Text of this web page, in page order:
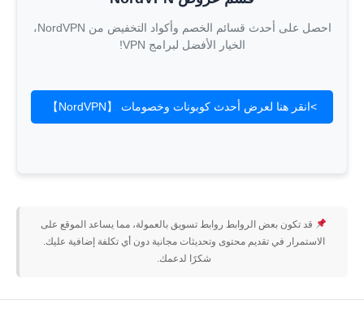
احصل على أحدث قسائم الخصم وأكواد التخفيض من NordVPN،
الخيار الأفضل لبرامج VPN!
>انقر هنا لعرض أحدث كوبونات وخصومات 【NordVPN】
قد تكون بعض الروابط روابط تسويق بالعمولة، مما يساعد الموقع على
الاستمرار في تقديم محتوى وتحديثات مجانية دون أي تكلفة إضافية عليك.
شكرًا لدعمك.